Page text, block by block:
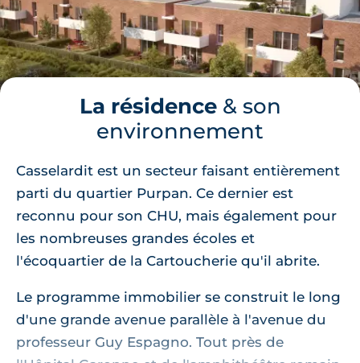
La résidence& son
environnement
Casselardit est un secteur faisant entièrement
parti du quartier Purpan. Ce dernier est
reconnu pour son CHU, mais également pour
les nombreuses grandes écoles et
l'écoquartier de la Cartoucherie qu'il abrite.
Le programme immobilier se construit le long
d'une grande avenue parallèle à l'avenue du
professeur Guy Espagno. Tout près de